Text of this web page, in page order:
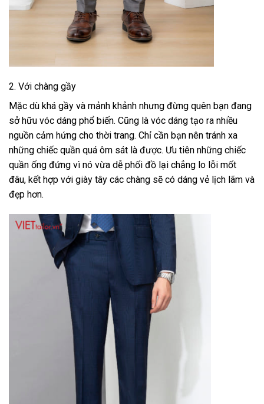
2. Với chàng gầy
Mặc dù khá gầy và mảnh khảnh nhưng đừng quên bạn đang
sở hữu vóc dáng phổ biến. Cũng là vóc dáng tạo ra nhiều
nguồn cảm hứng cho thời trang. Chỉ cần bạn nên tránh xa
những chiếc quần quá ôm sát là được. Ưu tiên những chiếc
quần ống đứng vì nó vừa dễ phối đồ lại chẳng lo lỗi mốt
đâu, kết hợp với giày tây các chàng sẽ có dáng vẻ lịch lãm và
đẹp hơn.